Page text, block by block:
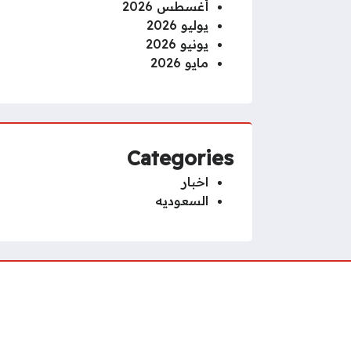
أغسطس 2026
يوليو 2026
يونيو 2026
مايو 2026
Categories
اخبار
السعوديه